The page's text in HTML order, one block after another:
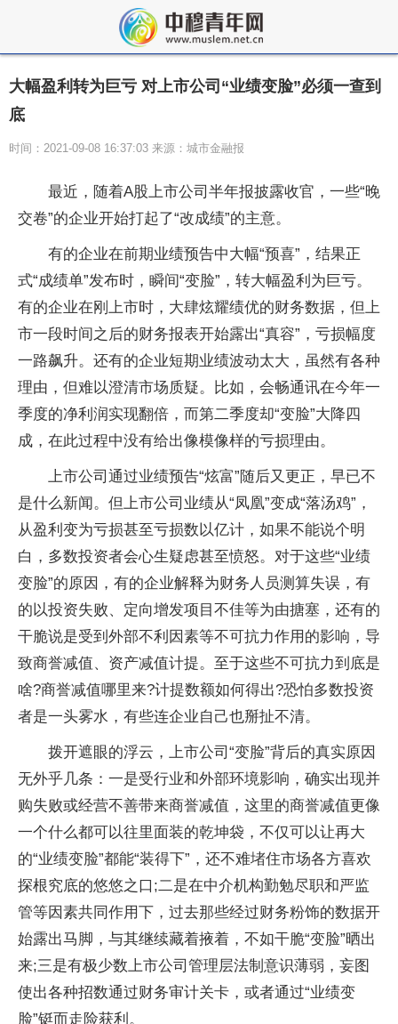
大幅盈利转为巨亏 对上市公司“业绩变脸”必须一查到
底
时间：2021-09-08 16:37:03 来源：城市金融报
最近，随着A股上市公司半年报披露收官，一些“晚
交卷”的企业开始打起了“改成绩”的主意。
有的企业在前期业绩预告中大幅“预喜”，结果正
式“成绩单”发布时，瞬间“变脸”，转大幅盈利为巨亏。
有的企业在刚上市时，大肆炫耀绩优的财务数据，但上
市一段时间之后的财务报表开始露出“真容”，亏损幅度
一路飙升。还有的企业短期业绩波动太大，虽然有各种
理由，但难以澄清市场质疑。比如，会畅通讯在今年一
季度的净利润实现翻倍，而第二季度却“变脸”大降四
成，在此过程中没有给出像模像样的亏损理由。
上市公司通过业绩预告“炫富”随后又更正，早已不
是什么新闻。但上市公司业绩从“凤凰”变成“落汤鸡”，
从盈利变为亏损甚至亏损数以亿计，如果不能说个明
白，多数投资者会心生疑虑甚至愤怒。对于这些“业绩
变脸”的原因，有的企业解释为财务人员测算失误，有
的以投资失败、定向增发项目不佳等为由搪塞，还有的
干脆说是受到外部不利因素等不可抗力作用的影响，导
致商誉减值、资产减值计提。至于这些不可抗力到底是
啥?商誉减值哪里来?计提数额如何得出?恐怕多数投资
者是一头雾水，有些连企业自己也掰扯不清。
拨开遮眼的浮云，上市公司“变脸”背后的真实原因
无外乎几条：一是受行业和外部环境影响，确实出现并
购失败或经营不善带来商誉减值，这里的商誉减值更像
一个什么都可以往里面装的乾坤袋，不仅可以让再大
的“业绩变脸”都能“装得下”，还不难堵住市场各方喜欢
探根究底的悠悠之口;二是在中介机构勤勉尽职和严监
管等因素共同作用下，过去那些经过财务粉饰的数据开
始露出马脚，与其继续藏着掖着，不如干脆“变脸”晒出
来;三是有极少数上市公司管理层法制意识薄弱，妄图
使出各种招数通过财务审计关卡，或者通过“业绩变
脸”铤而走险获利。